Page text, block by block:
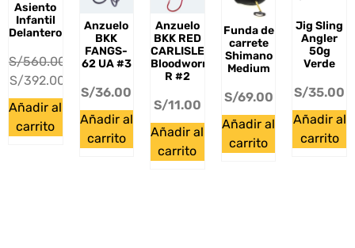
Asiento
Infantil
Delantero
S/560.00
S/392.00
Añadir al
carrito
Anzuelo
BKK
FANGS-
62 UA #3
S/36.00
Añadir al
carrito
Anzuelo
BKK RED
CARLISLE
Bloodworm-
R #2
S/11.00
Añadir al
carrito
Funda de
carrete
Shimano
Medium
S/69.00
Añadir al
carrito
Jig Sling
Angler
50g
Verde
S/35.00
Añadir al
carrito